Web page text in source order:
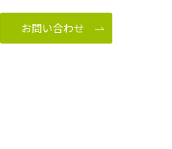
お問い合わせ